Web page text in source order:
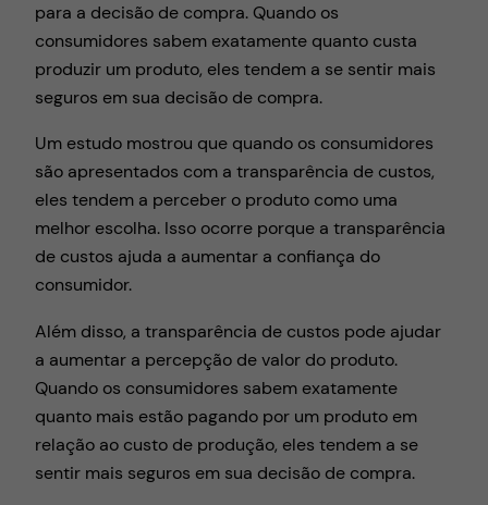
para a decisão de compra. Quando os
consumidores sabem exatamente quanto custa
produzir um produto, eles tendem a se sentir mais
seguros em sua decisão de compra.
Um estudo mostrou que quando os consumidores
são apresentados com a transparência de custos,
eles tendem a perceber o produto como uma
melhor escolha. Isso ocorre porque a transparência
de custos ajuda a aumentar a confiança do
consumidor.
Além disso, a transparência de custos pode ajudar
a aumentar a percepção de valor do produto.
Quando os consumidores sabem exatamente
quanto mais estão pagando por um produto em
relação ao custo de produção, eles tendem a se
sentir mais seguros em sua decisão de compra.